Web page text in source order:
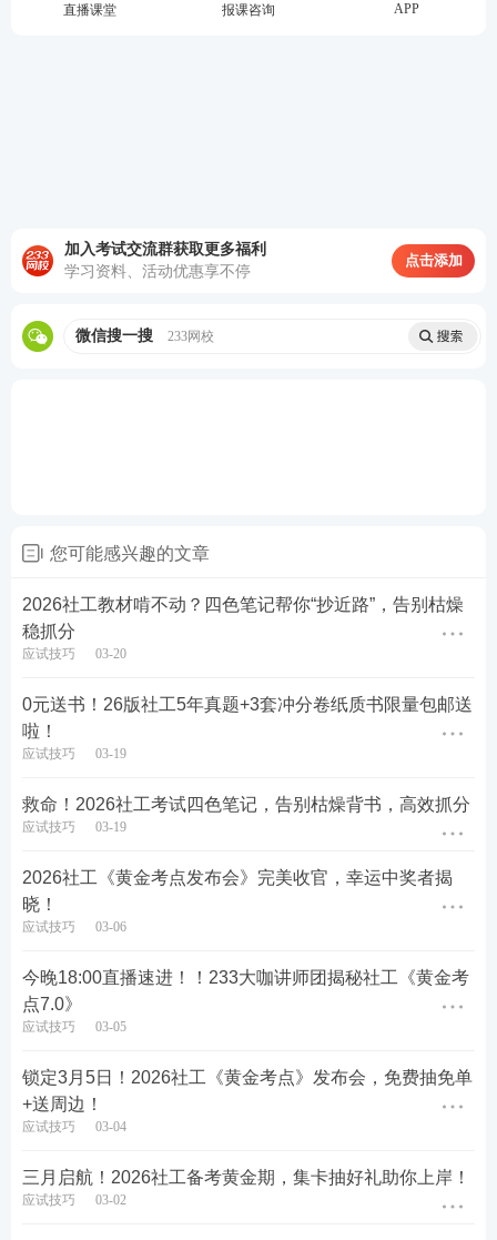
组队成功（好友点击“帮他助力”）→立即参赛。
【预约提醒】即可。如果想了解全年规划，点击顶部
【更多】即可查看。
直播课堂 报课咨询 APP
加入考试交流群获取更多福利
学习资料、活动优惠享不停
点击添加
微信搜一搜 233网校
您可能感兴趣的文章
2026社工教材啃不动？四色笔记帮你“抄近路”，告别枯燥
稳抓分
应试技巧 03-20
0元送书！26版社工5年真题+3套冲分卷纸质书限量包邮送
啦！
应试技巧 03-19
救命！2026社工考试四色笔记，告别枯燥背书，高效抓分
应试技巧 03-19
2026社工《黄金考点发布会》完美收官，幸运中奖者揭
晓！
应试技巧 03-06
今晚18:00直播速进！！233大咖讲师团揭秘社工《黄金考
点7.0》
应试技巧 03-05
锁定3月5日！2026社工《黄金考点》发布会，免费抽免单
+送周边！
应试技巧 03-04
三月启航！2026社工备考黄金期，集卡抽好礼助你上岸！
应试技巧 03-02